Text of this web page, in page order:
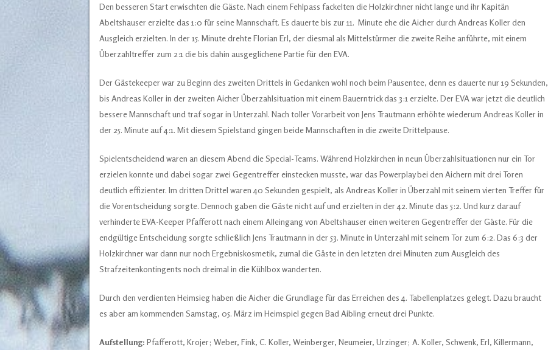
Den besseren Start erwischten die Gäste. Nach einem Fehlpass fackelten die Holzkirchner nicht lange und ihr Kapitän
Abeltshauser erzielte das 1:0 für seine Mannschaft. Es dauerte bis zur 11. Minute ehe die Aicher durch Andreas Koller den
Ausgleich erzielten. In der 15. Minute drehte Florian Erl, der diesmal als Mittelstürmer die zweite Reihe anführte, mit einem
Überzahltreffer zum 2:1 die bis dahin ausgeglichene Partie für den EVA.
Der Gästekeeper war zu Beginn des zweiten Drittels in Gedanken wohl noch beim Pausentee, denn es dauerte nur 19 Sekunden,
bis Andreas Koller in der zweiten Aicher Überzahlsituation mit einem Bauerntrick das 3:1 erzielte. Der EVA war jetzt die deutlich
bessere Mannschaft und traf sogar in Unterzahl. Nach toller Vorarbeit von Jens Trautmann erhöhte wiederum Andreas Koller in
der 25. Minute auf 4:1. Mit diesem Spielstand gingen beide Mannschaften in die zweite Drittelpause.
Spielentscheidend waren an diesem Abend die Special-Teams. Während Holzkirchen in neun Überzahlsituationen nur ein Tor
erzielen konnte und dabei sogar zwei Gegentreffer einstecken musste, war das Powerplay bei den Aichern mit drei Toren
deutlich effizienter. Im dritten Drittel waren 40 Sekunden gespielt, als Andreas Koller in Überzahl mit seinem vierten Treffer für
die Vorentscheidung sorgte. Dennoch gaben die Gäste nicht auf und erzielten in der 42. Minute das 5:2. Und kurz darauf
verhinderte EVA-Keeper Pfafferott nach einem Alleingang von Abeltshauser einen weiteren Gegentreffer der Gäste. Für die
endgültige Entscheidung sorgte schließlich Jens Trautmann in der 53. Minute in Unterzahl mit seinem Tor zum 6:2. Das 6:3 der
Holzkirchner war dann nur noch Ergebniskosmetik, zumal die Gäste in den letzten drei Minuten zum Ausgleich des
Strafzeitenkontingents noch dreimal in die Kühlbox wanderten.
Durch den verdienten Heimsieg haben die Aicher die Grundlage für das Erreichen des 4. Tabellenplatzes gelegt. Dazu braucht
es aber am kommenden Samstag, 05. März im Heimspiel gegen Bad Aibling erneut drei Punkte.
Aufstellung: Pfafferott, Krojer; Weber, Fink, C. Koller, Weinberger, Neumeier, Urzinger; A. Koller, Schwenk, Erl, Killermann,